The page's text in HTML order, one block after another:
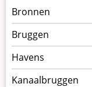
Menu
kunstwerken
op
Bronnen
Bruggen
Havens
Kanaalbruggen